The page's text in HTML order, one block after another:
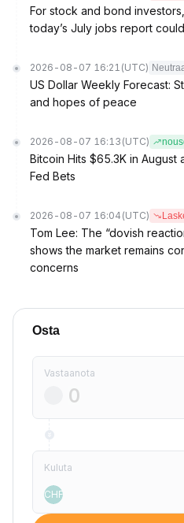
For stock and bond
today’s July jobs report
2026-08-07 16:21 (UTC)
US Dollar Weekly Forecast:
and hopes of peace
2026-08-07 16:13 (UTC)
Bitcoin Hits $65.3K in August
Fed Bets
2026-08-07 16:04 (UTC)
Tom Lee: The “dovish
shows the market remains
concerns
Osta
Vastaanota
Kuluta
CHF